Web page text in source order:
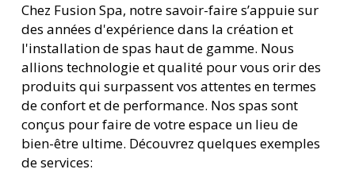
Chez Fusion Spa, notre savoir-faire s’appuie sur
des années d'expérience dans la création et
l'installation de spas haut de gamme. Nous
allions technologie et qualité pour vous offrir des
produits qui surpassent vos attentes en termes
de confort et de performance. Nos spas sont
conçus pour faire de votre espace un lieu de
bien-être ultime. Découvrez quelques exemples
de services: